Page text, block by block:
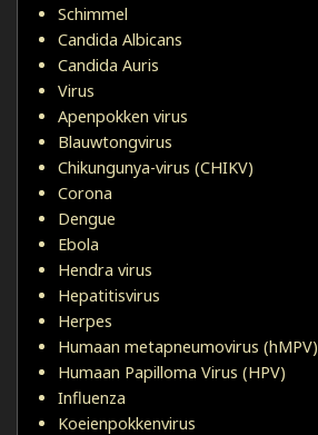
Schimmel
Candida Albicans
Candida Auris
Virus
Apenpokken virus
Blauwtongvirus
Chikungunya-virus (CHIKV)
Corona
Dengue
Ebola
Hendra virus
Hepatitisvirus
Herpes
Humaan metapneumovirus (hMPV)
Humaan Papilloma Virus (HPV)
Influenza
Koeienpokkenvirus